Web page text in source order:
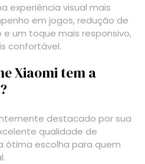
experiência visual mais
em jogos, redução de
um toque mais responsivo,
confortável.
Xiaomi tem a
destacado por sua
qualidade de
ótima escolha para quem